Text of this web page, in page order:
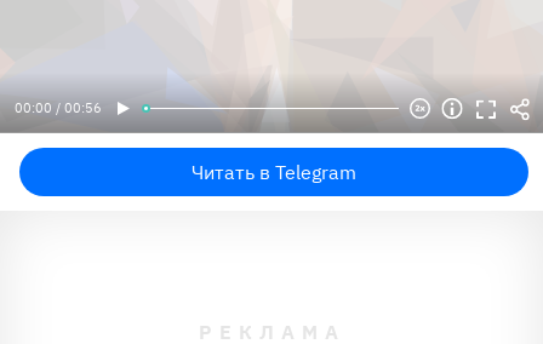
00:00 / 00:56
Читать в Telegram